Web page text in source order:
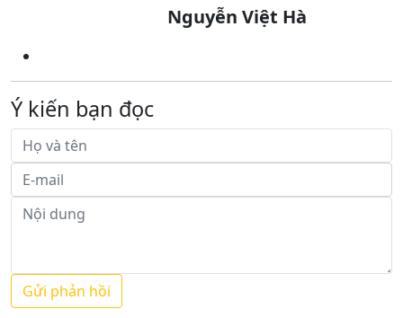
Nguyễn Việt Hà
Ý kiến bạn đọc